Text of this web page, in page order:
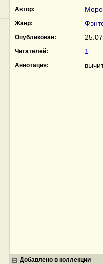
Автор:
Жанр:
Опубликован:
Читателей: 1
Аннотация:
Добавлено в коллекции